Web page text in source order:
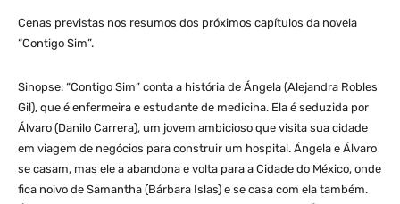
Cenas previstas nos resumos dos próximos capítulos da novela
“Contigo Sim”.
Sinopse: “Contigo Sim” conta a história de Ángela (Alejandra Robles
Gil), que é enfermeira e estudante de medicina. Ela é seduzida por
Álvaro (Danilo Carrera), um jovem ambicioso que visita sua cidade
em viagem de negócios para construir um hospital. Ángela e Álvaro
se casam, mas ele a abandona e volta para a Cidade do México, onde
fica noivo de Samantha (Bárbara Islas) e se casa com ela também.